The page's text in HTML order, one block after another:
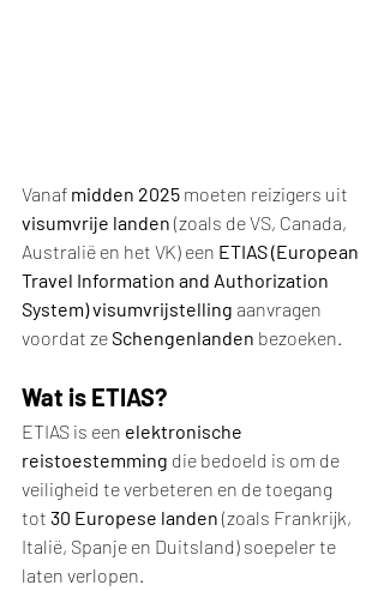
Vanaf midden 2025 moeten reizigers uit
visumvrije landen (zoals de VS, Canada,
Australië en het VK) een ETIAS (European
Travel Information and Authorization
System) visumvrijstelling aanvragen
voordat ze Schengenlanden bezoeken.
Wat is ETIAS?
ETIAS is een elektronische
reistoestemming die bedoeld is om de
veiligheid te verbeteren en de toegang
tot 30 Europese landen (zoals Frankrijk,
Italië, Spanje en Duitsland) soepeler te
laten verlopen.